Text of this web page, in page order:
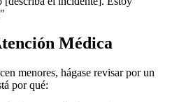
Médica
menores, hágase revisar por un
por qué: